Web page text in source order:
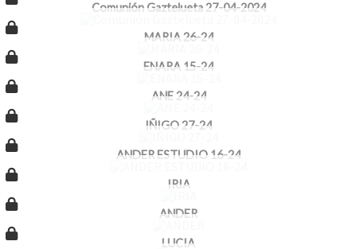
Comunión Gaztelueta 27-04-2024
MARIA 26-24
ENARA 15-24
ANE 24-24
IÑIGO 27-24
ANDER ESTUDIO 16-24
IRIA
ANDER
LUCIA